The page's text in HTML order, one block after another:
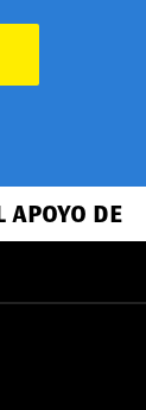
APOYO DE